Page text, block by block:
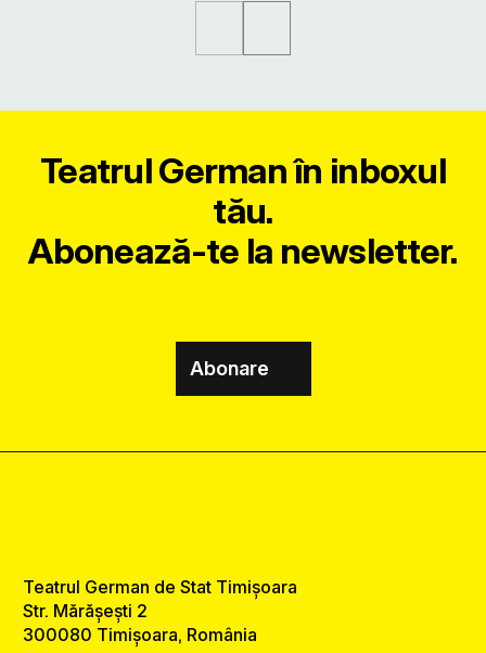
Teatrul German în inboxul
tău.
Abonează-te la newsletter.
Abonare
Teatrul German de Stat Timișoara
Str. Mărășești 2
300080 Timișoara, România